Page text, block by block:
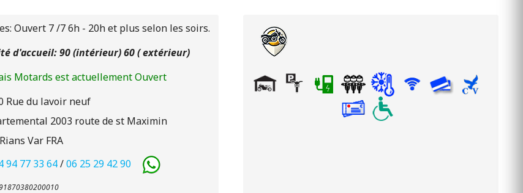
Ouvert 7 /7 6h - 20h et plus selon les soirs.
d'accueil: 90 (intérieur) 60 ( extérieur)
Motards est actuellement Ouvert
Rue du lavoir neuf
2003 route de st Maximin
Rians Var FRA
94 77 33 64/06 25 29 42 90
91870380200010